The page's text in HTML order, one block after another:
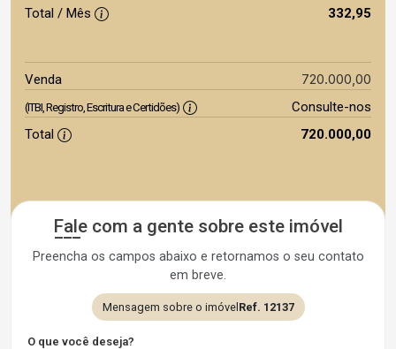
Total / Mês 332,95
Venda 720.000,00
(ITBI, Registro, Escritura e Certidões)
Consulte-nos
Total
720.000,00
Fale com a gente sobre este imóvel
Preencha os campos abaixo e retornamos o seu contato
em breve.
Mensagem sobre o imóvel Ref. 12137
O que você deseja?